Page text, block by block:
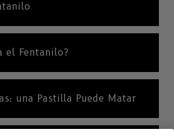
el Fentanilo?
una Pastilla Puede Matar